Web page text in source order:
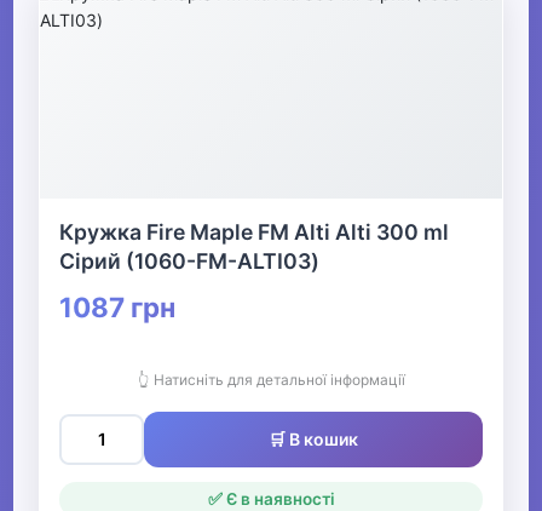
Кружка Fire Maple FM Alti Alti 300 ml
Сірий (1060-FM-ALTI03)
1087 грн
👆 Натисніть для детальної інформації
🛒 В кошик
✅ Є в наявності